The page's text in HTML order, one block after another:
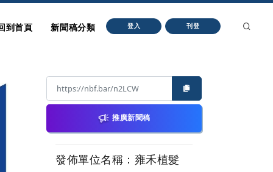
到首頁 新聞稿分類 登入 刊登
推廣新聞稿
發佈單位名稱：雍禾植髮